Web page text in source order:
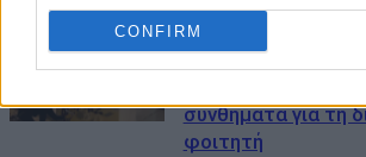
CONFIRMΕπίθεση του
του κοσμήτορα
συνθήματα για τη
φοιτητή